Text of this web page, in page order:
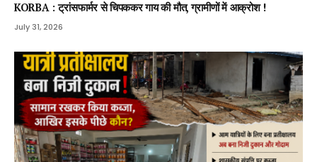
KORBA : ट्रांसफार्मर से चिपककर गाय की मौत, ग्रामीणों में आक्रोश !
July 31, 2026